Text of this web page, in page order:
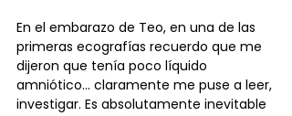
En el embarazo de Teo, en una de las
primeras ecografías recuerdo que me
dijeron que tenía poco líquido
amniótico… claramente me puse a leer,
investigar. Es absolutamente inevitable